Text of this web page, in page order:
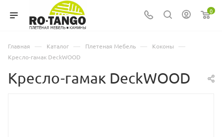
0
Главная — Каталог — Плетеная Мебель — Коконы —
Кресло-гамак DeckWOOD
Кресло-гамак DeckWOOD